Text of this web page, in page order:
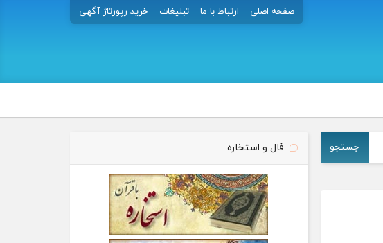
صفحه اصلی ارتباط با ما تبلیغات خرید رپورتاژ آگهی
جستجو فال و استخاره